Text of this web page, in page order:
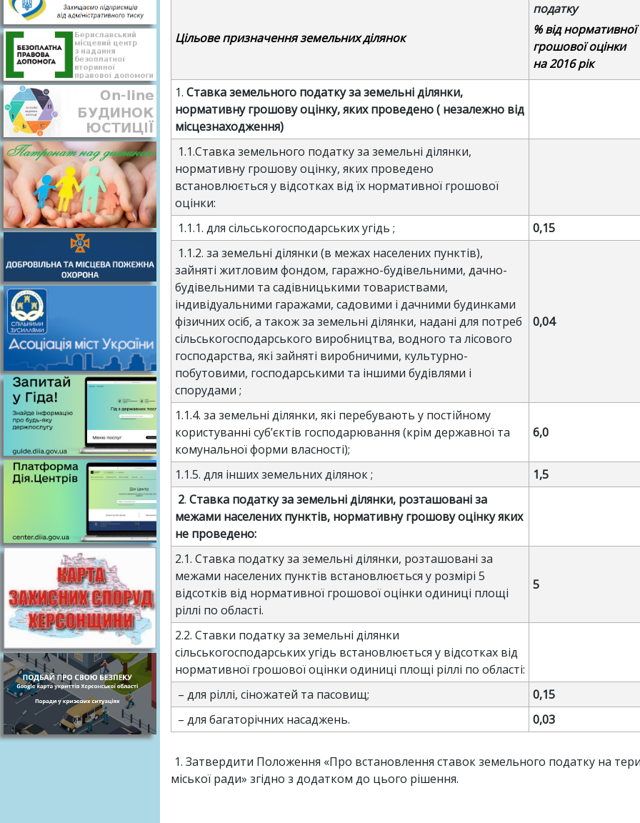
Цільове призначення земельних ділянок
податку
% від нормативної
грошової оцінки
на 2016 рік
1. Ставка земельного податку за земельні ділянки,
нормативну грошову оцінку, яких проведено ( незалежно від
місцезнаходження)
1.1.Ставка земельного податку за земельні ділянки,
нормативну грошову оцінку, яких проведено
встановлюється у відсотках від їх нормативної грошової
оцінки:
1.1.1. для сільськогосподарських угідь ;
0,15
1.1.2. за земельні ділянки (в межах населених пунктів),
зайняті житловим фондом, гаражно-будівельними, дачно-
будівельними та садівницькими товариствами,
індивідуальними гаражами, садовими і дачними будинками
фізичних осіб, а також за земельні ділянки, надані для потреб
сільськогосподарського виробництва, водного та лісового
господарства, які зайняті виробничими, культурно-
побутовими, господарськими та іншими будівлями і
спорудами ;
0,04
1.1.4. за земельні ділянки, які перебувають у постійному
користуванні суб’єктів господарювання (крім державної та
комунальної форми власності);
6,0
1.1.5. для інших земельних ділянок ;
1,5
2. Ставка податку за земельні ділянки, розташовані за
межами населених пунктів, нормативну грошову оцінку яких
не проведено:
2.1. Ставка податку за земельні ділянки, розташовані за
межами населених пунктів встановлюється у розмірі 5
відсотків від нормативної грошової оцінки одиниці площі
ріллі по області.
5
2.2. Ставки податку за земельні ділянки
сільськогосподарських угідь встановлюється у відсотках від
нормативної грошової оцінки одиниці площі ріллі по області:
– для ріллі, сіножатей та пасовищ;
0,15
– для багаторічних насаджень.
0,03
Затвердити Положення «Про встановлення ставок земельного податку на
міської ради» згідно з додатком до цього рішення.